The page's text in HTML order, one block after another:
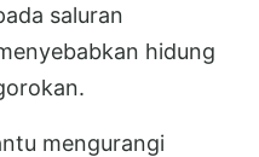
saluran
hidung
mengurangi